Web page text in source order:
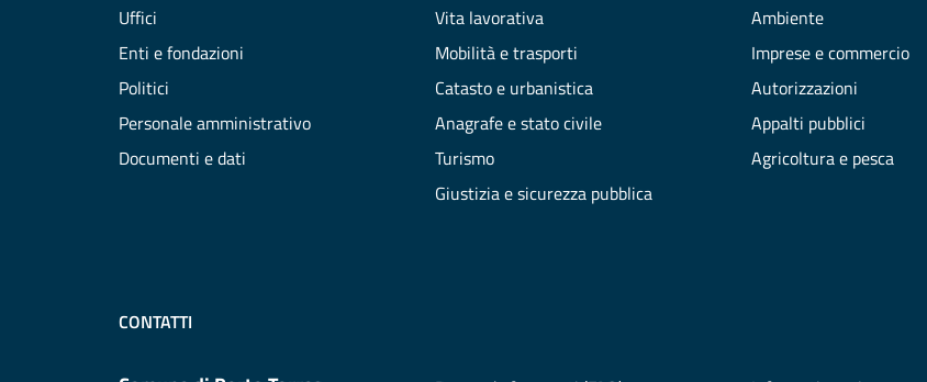
Uffici
Enti e fondazioni
Politici
Personale amministrativo
Documenti e dati
Vita lavorativa
Mobilità e trasporti
Catasto e urbanistica
Anagrafe e stato civile
Turismo
Giustizia e sicurezza pubblica
Ambiente
Imprese e commercio
Autorizzazioni
Appalti pubblici
Agricoltura e pesca
CONTATTI